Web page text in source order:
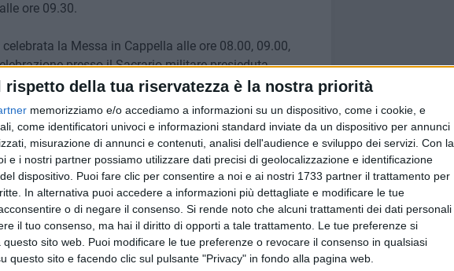
rispetto della tua riservatezza è la nostra priorità
memorizziamo e/o accediamo a informazioni su un dispositivo, come i cookie, e
come identificatori univoci e informazioni standard inviate da un dispositivo per annunci
misurazione di annunci e contenuti, analisi dell'audience e sviluppo dei servizi. Con la
e i nostri partner possiamo utilizzare dati precisi di geolocalizzazione e identificazione
dispositivo. Puoi fare clic per consentire a noi e ai nostri 1733 partner il trattamento per
In alternativa puoi accedere a informazioni più dettagliate e modificare le tue
o di negare il consenso. Si rende noto che alcuni trattamenti dei dati personali
il tuo consenso, ma hai il diritto di opporti a tale trattamento. Le tue preferenze si
sito web. Puoi modificare le tue preferenze o revocare il consenso in qualsiasi
questo sito e facendo clic sul pulsante "Privacy" in fondo alla pagina web.
ore 09.30.
la Messa in Cappella alle ore 08.00, 09.00,
presso il Sacrario militare presieduta
.
dei defunti, le Messe in Cappella alle 08.00, 09.00,
la Messa in Cappella sarà celebrata alle ore 09.30.
7 AGOSTO 2026
Festa patronale, il programma
completo di venerdì 7 agosto